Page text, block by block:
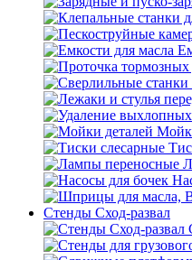
Стенды Сход-развал